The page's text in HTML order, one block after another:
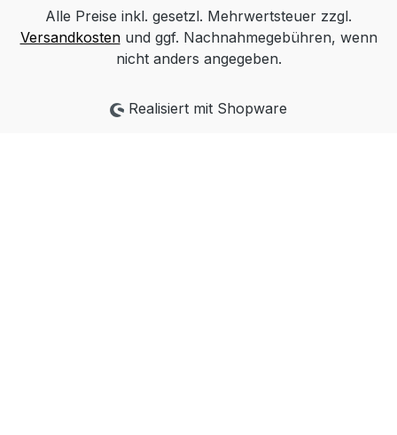
Alle Preise inkl. gesetzl. Mehrwertsteuer zzgl.
Versandkostenund ggf. Nachnahmegebühren, wenn
nicht anders angegeben.
Realisiert mit Shopware